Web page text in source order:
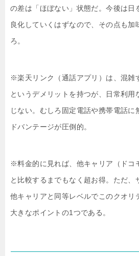
の差は「ほぼない」状態だ。今後は日
良化していくはずなので、その点も加
ろ。
※楽天リンク（通話アプリ）は、混雑
というデメリットを持つが、日常利用
じない。むしろ固定電話や携帯電話に
ドバンテージが圧倒的。
※料金的に見れば、他キャリア（ドコ
と比較するまでもなく超お得。ただ、
他キャリアと同等レベルでこのクオリ
大きなポイントの1つである。